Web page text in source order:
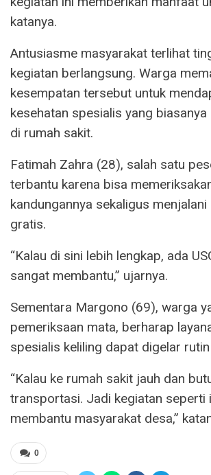
katanya.
Antusiasme masyarakat terlihat
kegiatan berlangsung. Warga
kesempatan tersebut untuk
kesehatan spesialis yang
di rumah sakit.
Fatimah Zahra (28), salah satu
terbantu karena bisa
kandungannya sekaligus menjalani
gratis.
“Kalau di sini lebih lengkap, ada
sangat membantu,” ujarnya.
Sementara Margono (69), warga
pemeriksaan mata, berharap
spesialis keliling dapat digelar
“Kalau ke rumah sakit jauh dan
transportasi. Jadi kegiatan seperti
membantu masyarakat desa,”
0